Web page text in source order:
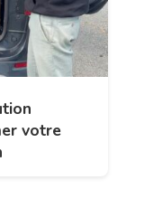
votre